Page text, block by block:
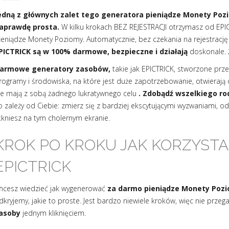
z głównych zalet tego generatora pieniądze Monety
prosta. W kilku krokach BEZ REJESTRACJI otrzymasz od
Monety Poziomy. Automatycznie, bez czekania na
są w 100% darmowe, bezpieczne i działają doskonale.
generatory zasobów, takie jak EPICTRICK, stworzone
i środowiska, na które jest duże zapotrzebowanie,
mają z sobą żadnego lukratywnego celu . Zdobądź wszelkiego
zależy od Ciebie: zmierz się z bardziej ekscytującymi wyzwaniami,
na tym cholernym ekranie.
PO KROKU JAK
wiedzieć jak wygenerować za darmo pieniądze Monety
jakie to proste. Jest bardzo niewiele kroków, więc nie
jednym kliknięciem.